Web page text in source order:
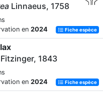
Linnaeus, 1758
en 2024 Fiche espèce
Fitzinger, 1843
en 2024 Fiche espèce